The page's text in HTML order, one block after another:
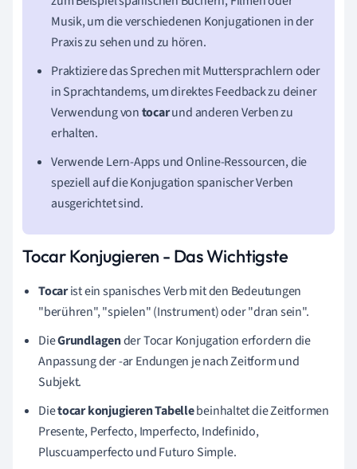
Musik, um die verschiedenen Konjugationen in der
Praxis zu sehen und zu hören.
Praktiziere das Sprechen mit Muttersprachlern oder
in Sprachtandems, um direktes Feedback zu deiner
Verwendung vontocarund anderen Verben zu
erhalten.
Verwende Lern-Apps und Online-Ressourcen, die
speziell auf die Konjugation spanischer Verben
ausgerichtet sind.
Tocar Konjugieren - Das Wichtigste
Tocarist ein spanisches Verb mit den Bedeutungen
"berühren", "spielen" (Instrument) oder "dran sein".
DieGrundlagender Tocar Konjugation erfordern die
Anpassung der -ar Endungen je nach Zeitform und
Subjekt.
Dietocar konjugieren Tabellebeinhaltet die Zeitformen
Presente, Perfecto, Imperfecto, Indefinido,
Pluscuamperfecto und Futuro Simple.